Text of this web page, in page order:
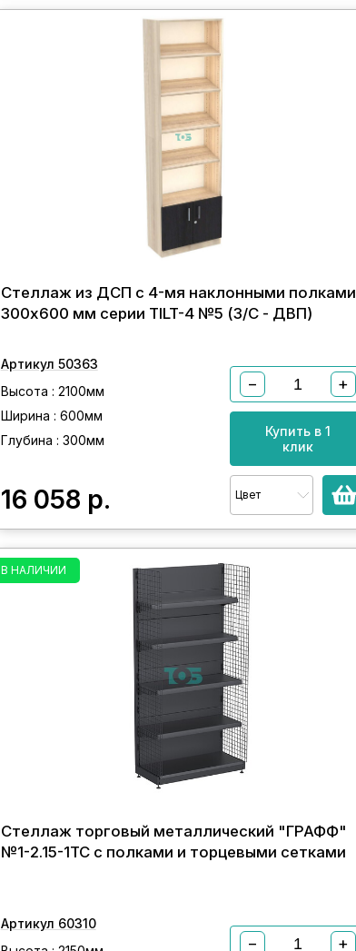
Стеллаж из ДСП с 4-мя наклонными полками
300x600 мм серии TILT-4 №5 (З/C - ДВП)
Артикул 50363
Высота : 2100мм
Ширина : 600мм
Глубина : 300мм
16 058 р.
− +
Купить в 1
клик
Цвет
В НАЛИЧИИ
Стеллаж торговый металлический "ГРАФФ"
№1-2.15-1ТС с полками и торцевыми сетками
Артикул 60310
− +